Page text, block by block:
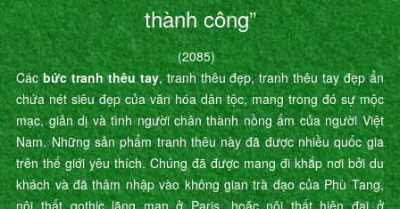
thành công”
(2085)
Cácbức tranh thêu tay, tranh thêu đẹp, tranh thêu tay đẹp ẩn
chứa nét siêu đẹp của văn hóa dân tộc, mang trong đó sự mộc
mạc, giản dị và tình người chân thành nồng ấm của người Việt
Nam. Những sản phẩm tranh thêu này đã được nhiều quốc gia
trên thế giới yêu thích. Chúng đã được mang đi khắp nơi bởi du
khách và đã thâm nhập vào không gian trà đạo của Phù Tang,